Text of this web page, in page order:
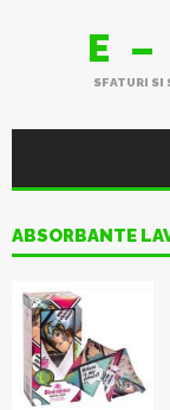
E –
SFATURI SI
ABSORBANTE